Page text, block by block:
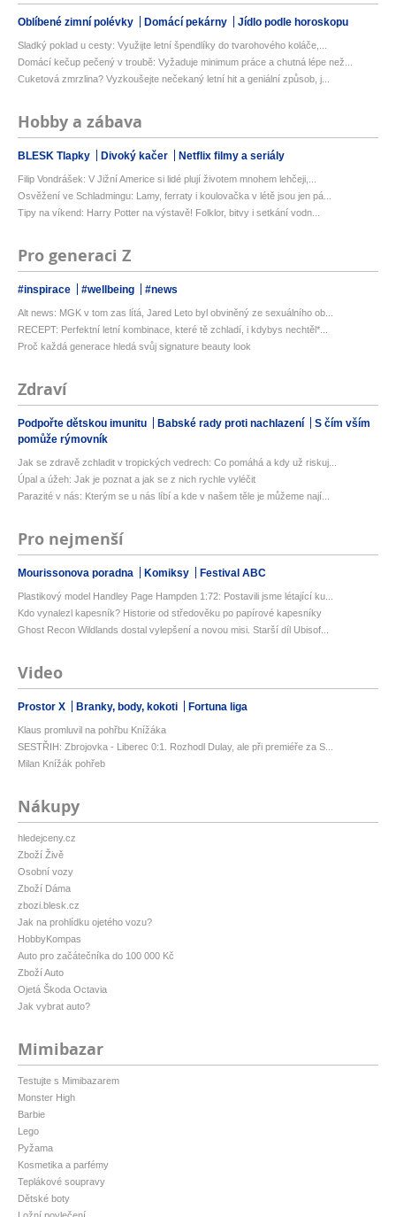
Oblíbené zimní polévky Domácí pekárny Jídlo podle horoskopu
Sladký poklad u cesty: Využijte letní špendlíky do tvarohového koláče,...
Domácí kečup pečený v troubě: Vyžaduje minimum práce a chutná lépe než...
Cuketová zmrzlina? Vyzkoušejte nečekaný letní hit a geniální způsob, j...
Hobby a zábava
BLESK Tlapky Divoký kačer Netflix filmy a seriály
Filip Vondrášek: V Jižní Americe si lidé plují životem mnohem lehčeji,...
Osvěžení ve Schladmingu: Lamy, ferraty i koulovačka v létě jsou jen pá...
Tipy na víkend: Harry Potter na výstavě! Folklor, bitvy i setkání vodn...
Pro generaci Z
#inspirace #wellbeing #news
Alt news: MGK v tom zas lítá, Jared Leto byl obviněný ze sexuálního ob...
RECEPT: Perfektní letní kombinace, které tě zchladí, i kdybys nechtěl*...
Proč každá generace hledá svůj signature beauty look
Zdraví
Podpořte dětskou imunitu Babské rady proti nachlazení
S čím vším
pomůže rýmovník
Jak se zdravě zchladit v tropických vedrech: Co pomáhá a kdy už riskuj...
Úpal a úžeh: Jak je poznat a jak se z nich rychle vyléčit
Parazité v nás: Kterým se u nás líbí a kde v našem těle je můžeme nají...
Pro nejmenší
Mourissonova poradna Komiksy Festival ABC
Plastikový model Handley Page Hampden 1:72: Postavili jsme létající ku...
Kdo vynalezl kapesník? Historie od středověku po papírové kapesníky
Ghost Recon Wildlands dostal vylepšení a novou misi. Starší díl Ubisof...
Video
Prostor X Branky, body, kokoti Fortuna liga
Klaus promluvil na pohřbu Knížáka
SESTŘIH: Zbrojovka - Liberec 0:1. Rozhodl Dulay, ale při premiéře za S...
Milan Knížák pohřeb
Nákupy
hledejceny.cz
Zboží Živě
Osobní vozy
Zboží Dáma
zbozi.blesk.cz
Jak na prohlídku ojetého vozu?
HobbyKompas
Auto pro začátečníka do 100 000 Kč
Zboží Auto
Ojetá Škoda Octavia
Jak vybrat auto?
Mimibazar
Testujte s Mimibazarem
Monster High
Barbie
Lego
Pyžama
Kosmetika a parfémy
Teplákové soupravy
Dětské boty